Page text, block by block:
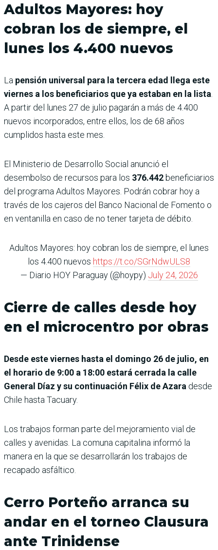
Adultos Mayores: hoy
cobran los de siempre, el
lunes los 4.400 nuevos
La pensión universal para la tercera edad llega este
viernes a los beneficiarios que ya estaban en la lista
A partir del lunes 27 de julio pagarán a más de 4.400
nuevos incorporados, entre ellos, los de 68 años
cumplidos hasta este mes.
El Ministerio de Desarrollo Social anunció el
desembolso de recursos para los 376.442beneficiarios
del programa Adultos Mayores. Podrán cobrar hoy a
través de los cajeros del Banco Nacional de Fomento o
en ventanilla en caso de no tener tarjeta de débito.
Adultos Mayores: hoy cobran los de siempre, el lunes
los 4.400 nuevos https://t.co/SGrNdwULS8
— Diario HOY Paraguay (@hoypy) July 24, 2026
Cierre de calles desde hoy
en el microcentro por obras
Desde este viernes hasta el domingo 26 de julio, en
el horario de 9:00 a 18:00 estará cerrada la calle
General Díaz y su continuación Félix de Azara desde
Chile hasta Tacuary.
Los trabajos forman parte del mejoramiento vial de
calles y avenidas. La comuna capitalina informó la
manera en la que se desarrollarán los trabajos de
recapado asfáltico.
Cerro Porteño arranca su
andar en el torneo Clausura
ante Trinidense